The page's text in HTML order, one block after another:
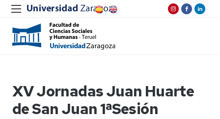
XV Jornadas Juan Huarte
de San Juan 1ªSesión